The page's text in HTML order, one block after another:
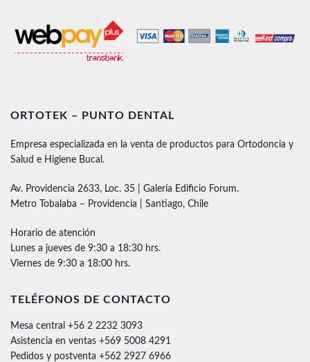
ORTOTEK – PUNTO DENTAL
Empresa especializada en la venta de productos para Ortodoncia y
Salud e Higiene Bucal.
Av. Providencia 2633, Loc. 35 | Galería Edificio Forum.
Metro Tobalaba – Providencia | Santiago, Chile
Horario de atención
Lunes a jueves de 9:30 a 18:30 hrs.
Viernes de 9:30 a 18:00 hrs.
TELÉFONOS DE CONTACTO
Mesa central +56 2 2232 3093
Asistencia en ventas +569 5008 4291
Pedidos y postventa +562 2927 6966